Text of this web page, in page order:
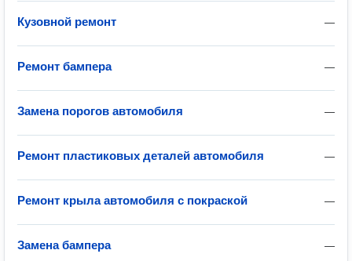
—
Кузовной ремонт
—
Ремонт бампера
—
Замена порогов автомобиля
—
Ремонт пластиковых деталей автомобиля
—
Ремонт крыла автомобиля с покраской
—
Замена бампера